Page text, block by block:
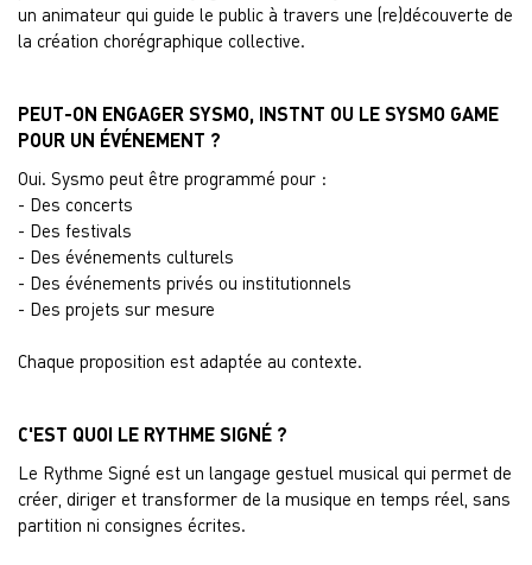
un animateur qui guide le public à travers une (re)découverte de
la création chorégraphique collective.
PEUT-ON ENGAGER SYSMO, INSTNT OU LE SYSMO GAME
POUR UN ÉVÉNEMENT ?
Oui. Sysmo peut être programmé pour :
- Des concerts
- Des festivals
- Des événements culturels
- Des événements privés ou institutionnels
- Des projets sur mesure
Chaque proposition est adaptée au contexte.
C'EST QUOI LE RYTHME SIGNÉ ?
Le Rythme Signé est un langage gestuel musical qui permet de
créer, diriger et transformer de la musique en temps réel, sans
partition ni consignes écrites.